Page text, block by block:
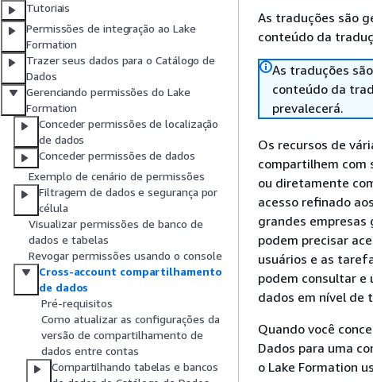
Tutoriais
Permissões de integração ao Lake
Formation
Trazer seus dados para o Catálogo de
Dados
Gerenciando permissões do Lake
Formation
Conceder permissões de localização
de dados
Conceder permissões de dados
Exemplo de cenário de permissões
Filtragem de dados e segurança por
célula
Visualizar permissões de banco de
dados e tabelas
Revogar permissões usando o console
Cross-account compartilhamento
de dados
Pré-requisitos
Como atualizar as configurações da
versão de compartilhamento de
dados entre contas
Compartilhando tabelas e bancos
As traduções são
conteúdo da
As traduções
conteúdo da
prevalecerá.
Os recursos de
compartilhem com
ou diretamente
acesso refinado
grandes empresas
podem precisar
usuários e as
podem consultar e
dados em nível de
Quando você
Dados para uma
o Lake Formation